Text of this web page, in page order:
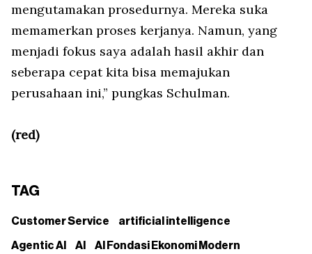
mengutamakan prosedurnya. Mereka suka
memamerkan proses kerjanya. Namun, yang
menjadi fokus saya adalah hasil akhir dan
seberapa cepat kita bisa memajukan
perusahaan ini,” pungkas Schulman.
(red)
TAG
Customer Service artificial intelligence
Agentic AI AI AI Fondasi Ekonomi Modern